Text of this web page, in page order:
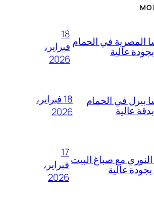
المصرية في الحمام
18
فبراير،
2026
بيرل في الحمام
18 فبراير،
2026
النوري مع صباغ البيت
17
فبراير،
2026